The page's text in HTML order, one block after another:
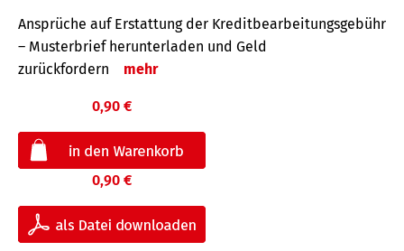
Ansprüche auf Erstattung der Kreditbearbeitungsgebühr
– Musterbrief herunterladen und Geld
zurückfordern
mehr
0,90 €
0,90 €